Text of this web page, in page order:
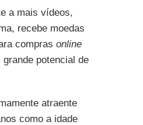
a mais vídeos,
recebe moedas
compras online
potencial de
atraente
como a idade